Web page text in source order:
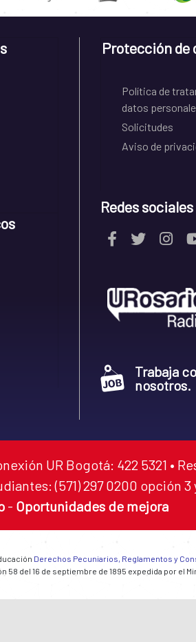
Protección de
Política de
datos
Solicitudes
Aviso de
Redes sociales
Trabaja
nosotros.
UR Bogotá: 422 5321 •
(571) 297 0200 opción 3
- Oportunidades de mejora
Derechos Pecuniarios, Reglamentos y
del 16 de septiembre de 1895 expedida por el